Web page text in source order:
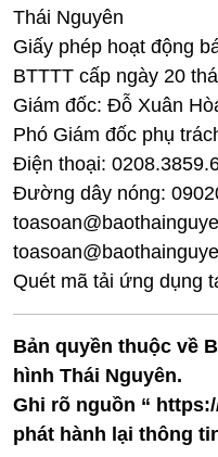
Thái Nguyên
Giấy phép hoạt động
BTTTT cấp ngày 20
Giám đốc: Đỗ Xuân
Phó Giám đốc phụ
Điện thoại:
Đường dây nóng:
Quét mã tải ứng dụng
Bản quyền thuộc về
hình Thái Nguyên.
Ghi rõ nguồn “
phát hành lại thông